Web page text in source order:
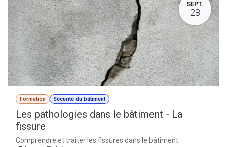
SEPT.
28
Formation Sécurité du bâtiment
Les pathologies dans le bâtiment - La
fissure
Comprendre et traiter les fissures dans le bâtiment